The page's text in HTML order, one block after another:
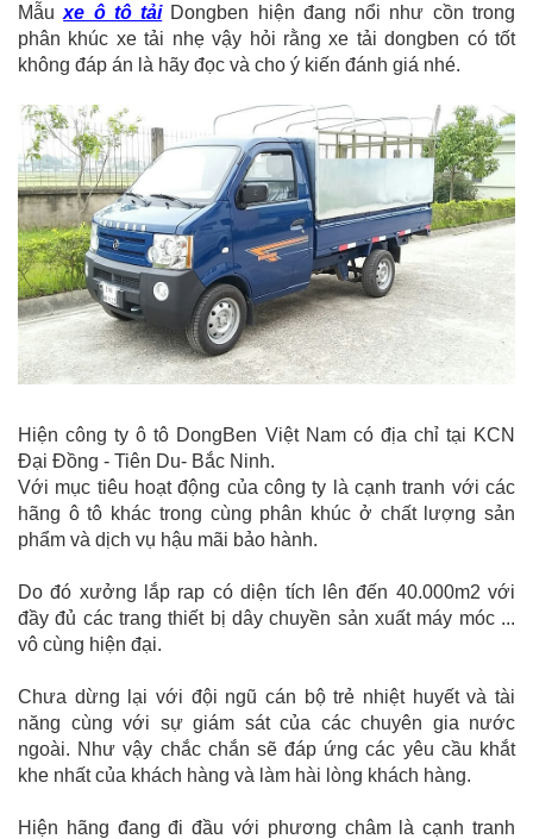
Mẫuxe ô tô tảiDongben hiện đang nổi như cồn trong
phân khúc xe tải nhẹ vậy hỏi rằng xe tải dongben có tốt
không đáp án là hãy đọc và cho ý kiến đánh giá nhé.
Hiện công ty ô tô DongBen Việt Nam có địa chỉ tại KCN
Đại Đồng - Tiên Du- Bắc Ninh.
Với mục tiêu hoạt động của công ty là cạnh tranh với các
hãng ô tô khác trong cùng phân khúc ở chất lượng sản
phẩm và dịch vụ hậu mãi bảo hành.
Do đó xưởng lắp rap có diện tích lên đến 40.000m2 với
đầy đủ các trang thiết bị dây chuyền sản xuất máy móc ...
vô cùng hiện đại.
Chưa dừng lại với đội ngũ cán bộ trẻ nhiệt huyết và tài
năng cùng với sự giám sát của các chuyên gia nước
ngoài. Như vậy chắc chắn sẽ đáp ứng các yêu cầu khắt
khe nhất của khách hàng và làm hài lòng khách hàng.
Hiện hãng đang đi đầu với phương châm là cạnh tranh